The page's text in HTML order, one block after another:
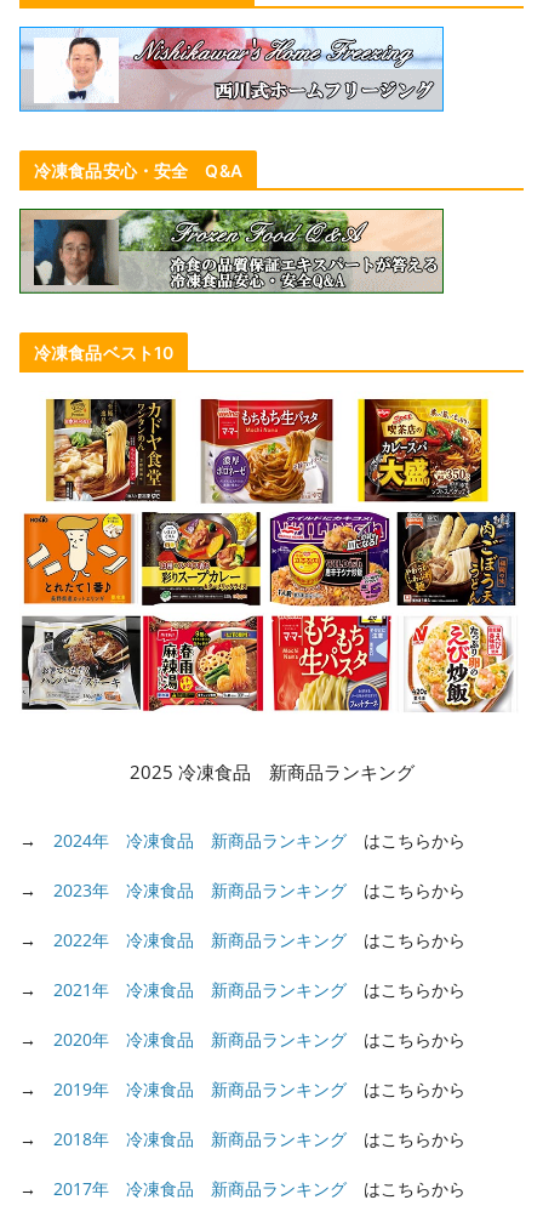
冷凍食品安心・安全 Q&A
冷凍食品ベスト10
2025 冷凍食品 新商品ランキング
→ 2024年 冷凍食品 新商品ランキング はこちらから
→ 2023年 冷凍食品 新商品ランキング はこちらから
→ 2022年 冷凍食品 新商品ランキング はこちらから
→ 2021年 冷凍食品 新商品ランキング はこちらから
→ 2020年 冷凍食品 新商品ランキング はこちらから
→ 2019年 冷凍食品 新商品ランキング はこちらから
→ 2018年 冷凍食品 新商品ランキング はこちらから
→ 2017年 冷凍食品 新商品ランキング はこちらから